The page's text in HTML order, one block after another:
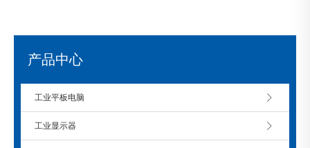
产品中心
工业平板电脑
工业显示器